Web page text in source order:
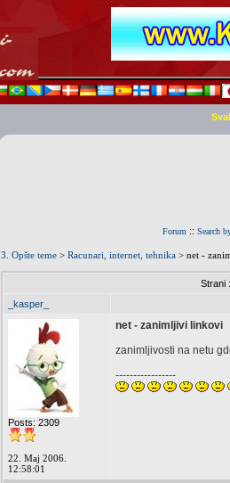
Forum :: Search
3. Opšte teme > Racunari, internet, tehnika > net -
Strani :
_kasper_
Posts: 2309
22. Maj 2006.
12:58:01
net - zanimljivi linkovi
zanimljivosti na netu
-----------------